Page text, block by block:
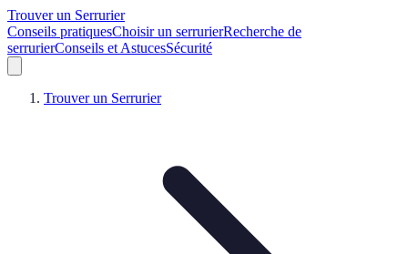
Trouver un Serrurier
Conseils pratiquesChoisir un serrurierRecherche de
serrurierConseils et AstucesSécurité
Trouver un Serrurier